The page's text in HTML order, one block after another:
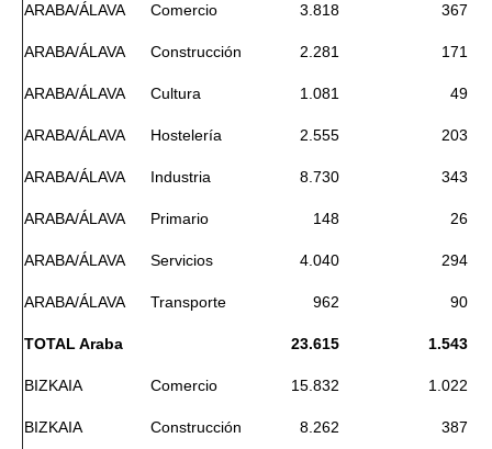
ARABA/ÁLAVA Comercio 3.818 367
ARABA/ÁLAVA Construcción 2.281 171
ARABA/ÁLAVA Cultura 1.081 49
ARABA/ÁLAVA Hostelería 2.555 203
ARABA/ÁLAVA Industria 8.730 343
ARABA/ÁLAVA Primario 148 26
ARABA/ÁLAVA Servicios 4.040 294
ARABA/ÁLAVA Transporte 962 90
TOTAL Araba 23.615 1.543
BIZKAIA Comercio 15.832 1.022
BIZKAIA Construcción 8.262 387